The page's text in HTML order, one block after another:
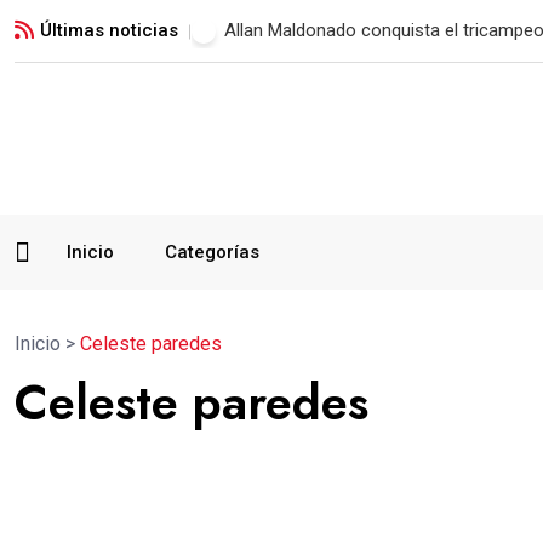
Últimas noticias Municipal vence a Verdes FC y suma
Inicio Categorías
Inicio > Celeste paredes
Celeste paredes